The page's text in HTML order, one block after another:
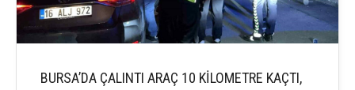
BURSA’DA ÇALINTI ARAÇ 10 KİLOMETRE KAÇTI,